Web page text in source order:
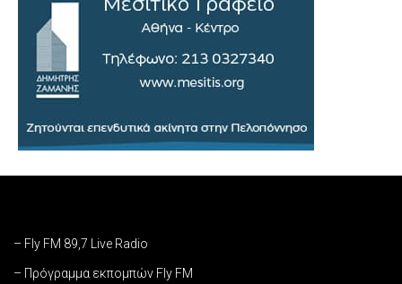
– Fly FM 89,7 Live Radio
– Πρόγραμμα εκπομπών Fly FM